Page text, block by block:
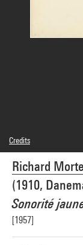
Richard
(1910,
Sonorité
[1957]
Credits
© Adagp, Paris
Photo credits : Centre
Image reference :
Image presentation :